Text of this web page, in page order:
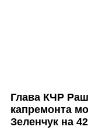
Глава КЧР
капремонта
Зеленчук на